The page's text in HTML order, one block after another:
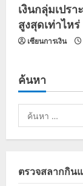
เงินกลุ่มเปร
สูงสุดเท่าไหร่
เซียนการเงิน
ค้นหา
ค้นหา
สำหรับ:
ตรวจสลากกิน